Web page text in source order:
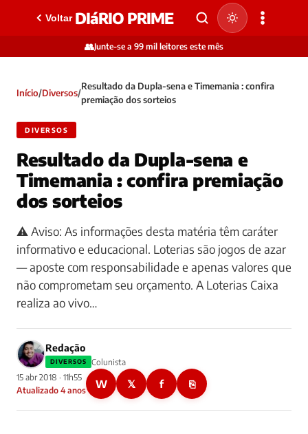
Voltar DIáRIO PRIME
👥Junte-se a 99 mil leitores este mês
Início/Diversos/
Resultado da Dupla-sena e Timemania : confira
premiação dos sorteios
DIVERSOS
Resultado da Dupla-sena e
Timemania : confira premiação
dos sorteios
⚠️ Aviso: As informações desta matéria têm caráter
informativo e educacional. Loterias são jogos de azar
— aposte com responsabilidade e apenas valores que
não comprometam seu orçamento. A Loterias Caixa
realiza ao vivo…
Redação
DIVERSOS
Colunista
15 abr 2018 · 11h55
Atualizado 4 anos
W 𝕏 f ⎘